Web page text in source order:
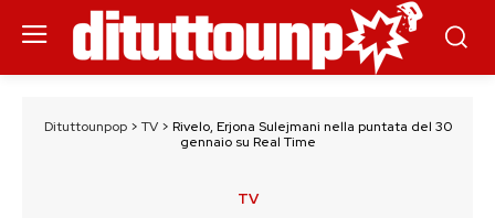
Dituttounpop> TV> Rivelo, Erjona Sulejmani nella puntata del 30
gennaio su Real Time
TV